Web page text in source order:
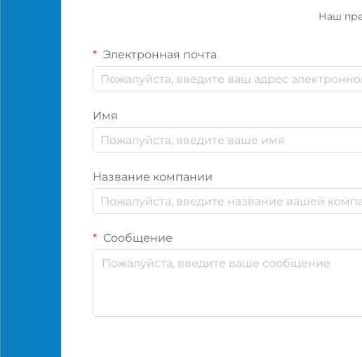
Наш
Электронная почта
Имя
Название компании
Сообщение